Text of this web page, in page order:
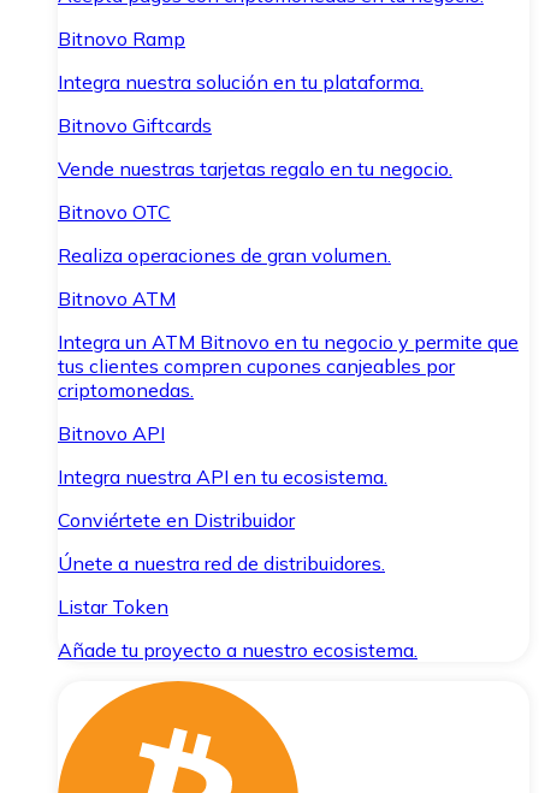
Bitnovo Ramp
Integra nuestra solución en tu plataforma.
Bitnovo Giftcards
Vende nuestras tarjetas regalo en tu negocio.
Bitnovo OTC
Realiza operaciones de gran volumen.
Bitnovo ATM
Integra un ATM Bitnovo en tu negocio y permite que
tus clientes compren cupones canjeables por
criptomonedas.
Bitnovo API
Integra nuestra API en tu ecosistema.
Conviértete en Distribuidor
Únete a nuestra red de distribuidores.
Listar Token
Añade tu proyecto a nuestro ecosistema.